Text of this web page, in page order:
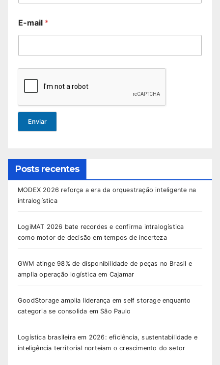
E-mail *
Enviar
Posts recentes
MODEX 2026 reforça a era da orquestração inteligente na
intralogística
LogiMAT 2026 bate recordes e confirma intralogística
como motor de decisão em tempos de incerteza
GWM atinge 98% de disponibilidade de peças no Brasil e
amplia operação logística em Cajamar
GoodStorage amplia liderança em self storage enquanto
categoria se consolida em São Paulo
Logística brasileira em 2026: eficiência, sustentabilidade e
inteligência territorial norteiam o crescimento do setor